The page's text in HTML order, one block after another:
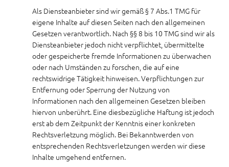
Als Diensteanbieter sind wir gemäß § 7 Abs.1 TMG für
eigene Inhalte auf diesen Seiten nach den allgemeinen
Gesetzen verantwortlich. Nach §§ 8 bis 10 TMG sind wir als
Diensteanbieter jedoch nicht verpflichtet, übermittelte
oder gespeicherte fremde Informationen zu überwachen
oder nach Umständen zu forschen, die auf eine
rechtswidrige Tätigkeit hinweisen. Verpflichtungen zur
Entfernung oder Sperrung der Nutzung von
Informationen nach den allgemeinen Gesetzen bleiben
hiervon unberührt. Eine diesbezügliche Haftung ist jedoch
erst ab dem Zeitpunkt der Kenntnis einer konkreten
Rechtsverletzung möglich. Bei Bekanntwerden von
entsprechenden Rechtsverletzungen werden wir diese
Inhalte umgehend entfernen.